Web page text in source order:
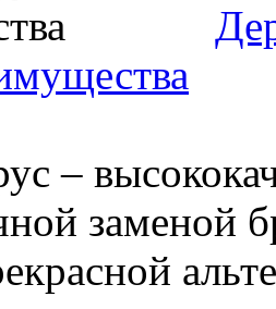
–
заменой